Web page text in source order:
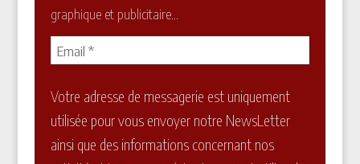
graphique et publicitaire...
Votre adresse de messagerie est uniquement
utilisée pour vous envoyer notre NewsLetter
ainsi que des informations concernant nos